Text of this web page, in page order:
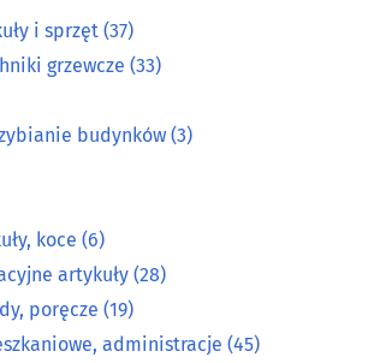
(8)
(25)
młodzieżowe (11)
i sprzęt (37)
grzewcze (33)
budynków (3)
koce (6)
artykuły (28)
poręcze (19)
administracje (45)